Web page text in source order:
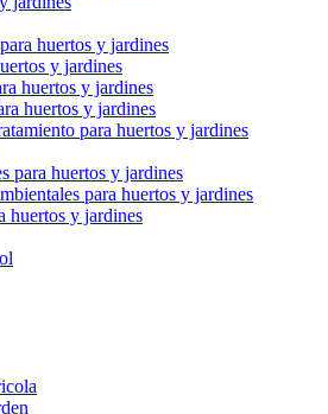
huertos y jardines
y jardines
huertos y jardines
huertos y jardines
para huertos y jardines
para huertos y jardines
para huertos y jardines
huertos y jardines